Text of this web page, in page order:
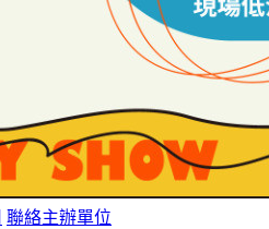
聯絡主辦單位